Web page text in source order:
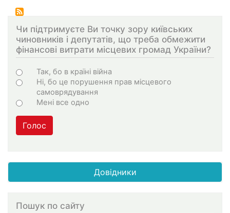
Чи підтримуєте Ви точку зору київських
чиновників і депутатів, що треба обмежити
фінансові витрати місцевих громад України?
Choices
Так, бо в країні війна
Ні, бо це порушення прав місцевого
самоврядування
Мені все одно
Голос
Довідники
Пошук по сайту